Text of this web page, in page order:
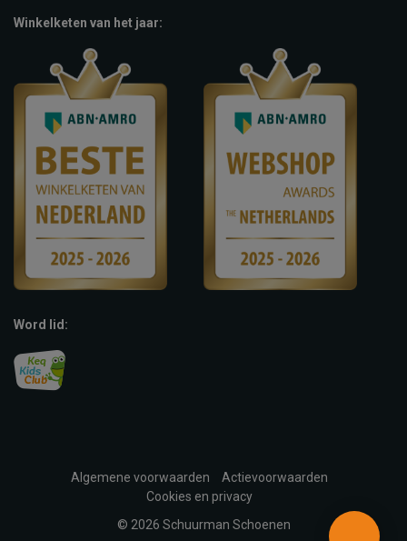
Winkelketen van het jaar:
Word lid:
Algemene voorwaarden
Actievoorwaarden
Cookies en privacy
© 2026 Schuurman Schoenen